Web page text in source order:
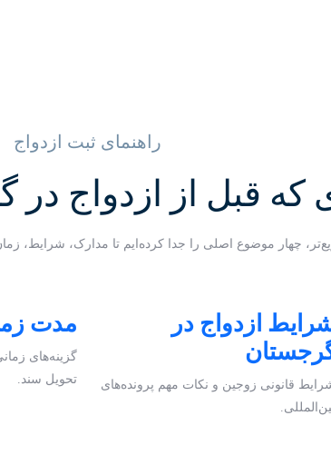
راهنمای ثبت ازدواج
قبل از ازدواج در
چهار موضوع اصلی را جدا کرده‌ایم تا مدارک، شرایط،
ازدواج در
قانونی زوجین و نکات مهم پرونده‌های
مدت
گزینه‌های
تحویل سند.